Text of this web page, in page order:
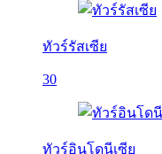
ทัวร์รัสเซีย
30
ทัวร์อินโดนีเซีย